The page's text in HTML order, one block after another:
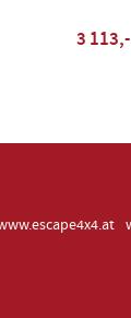
3 113,-